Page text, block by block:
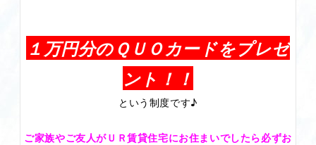
１万円分のＱＵＯカードをプレゼ
ント！！
という制度です♪
ご家族やご友人がＵＲ賃貸住宅にお住まいでしたら必ずお